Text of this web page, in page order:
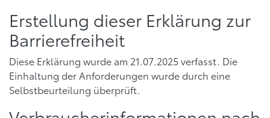
Erstellung dieser Erklärung zur
Barrierefreiheit
Diese Erklärung wurde am 21.07.2025 verfasst. Die
Einhaltung der Anforderungen wurde durch eine
Selbstbeurteilung überprüft.